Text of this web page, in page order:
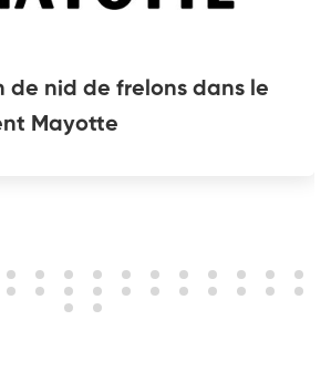
de nid de frelons dans le
Mayotte